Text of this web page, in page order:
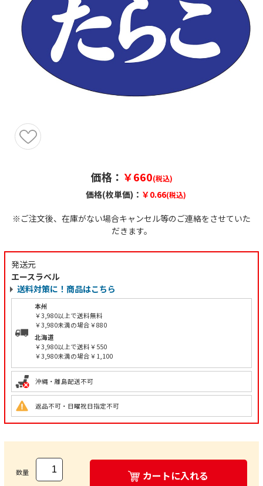
価格： ￥660(税込)
価格(枚単価)： ￥0.66(税込)
※ご注文後、在庫がない場合キャンセル等のご連絡をさせていた
だきます。
発送元
エースラベル
送料対策に！商品はこちら
本州
￥3,980以上で送料無料
￥3,980未満の場合￥880
北海道
￥3,980以上で送料￥550
￥3,980未満の場合￥1,100
沖縄・離島配送不可
返品不可・日曜祝日指定不可
数量 カートに入れる